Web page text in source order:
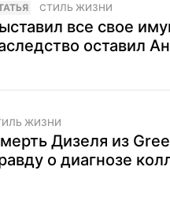
СТИЛЬ ЖИЗНИ
все свое
оставил
ЖИЗНИ
Дизеля из
о диагнозе